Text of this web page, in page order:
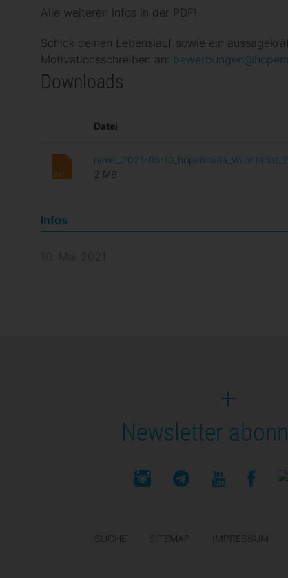
Alle weiteren Infos in der PDF!
Schick deinen Lebenslauf sowie ein
Motivationsschreiben an:
Downloads
Datei
pdf
news_2021-05-
2 MB
Infos
Newsletter
SUCHE SITEMAP IMPRESSUM